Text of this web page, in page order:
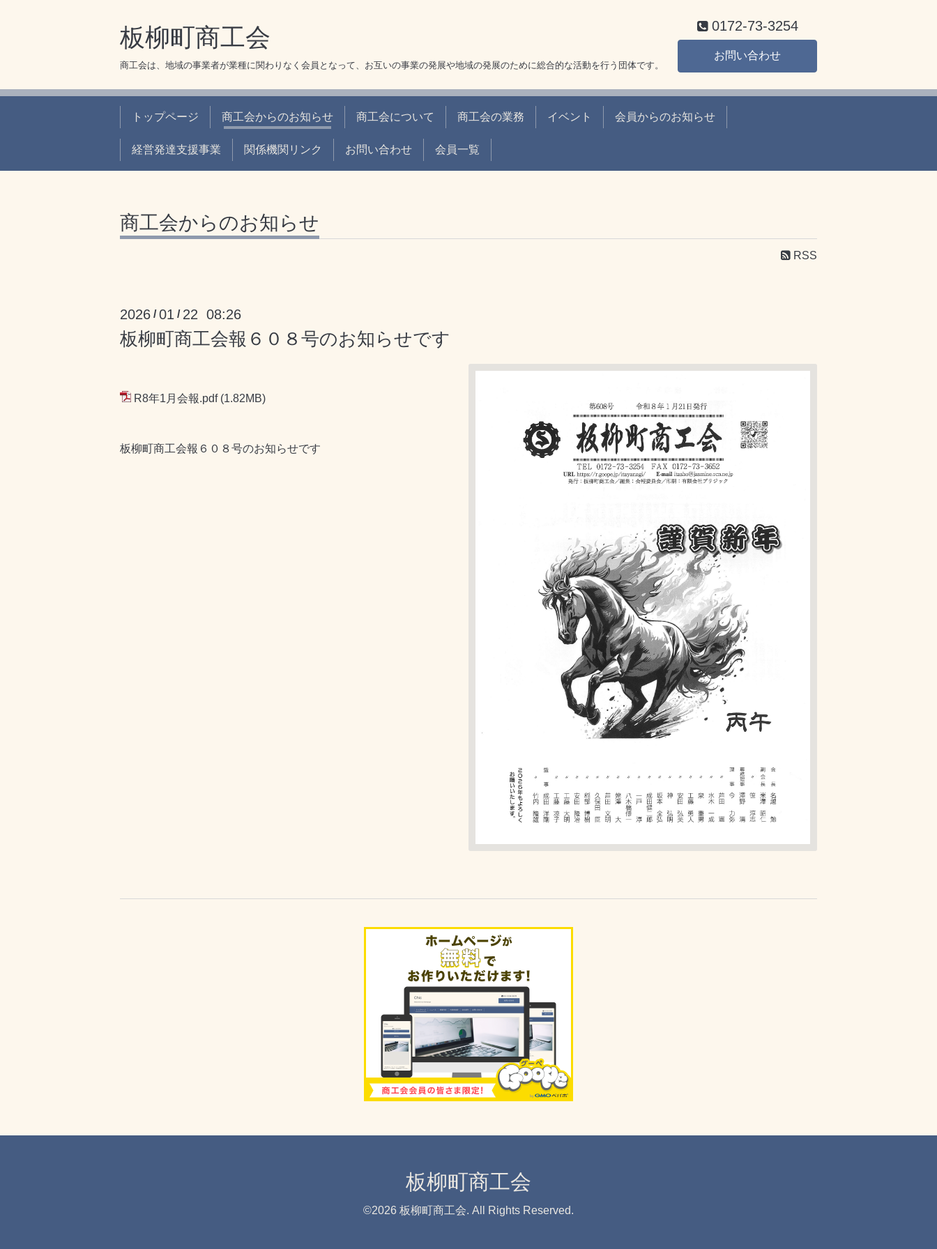
板柳町商工会
商工会は、地域の事業者が業種に関わりなく会員となって、お互いの事業の発展や地域の発展のために総合的な活動を行う団体です。
0172-73-3254
お問い合わせ
トップページ 商工会からのお知らせ 商工会について 商工会の業務 イベント 会員からのお知らせ
経営発達支援事業 関係機関リンク お問い合わせ 会員一覧
商工会からのお知らせ
RSS
2026 /01 / 22 08:26
板柳町商工会報６０８号のお知らせです
R8年1月会報.pdf (1.82MB)
板柳町商工会報６０８号のお知らせです
板柳町商工会
©2026 板柳町商工会. All Rights Reserved.